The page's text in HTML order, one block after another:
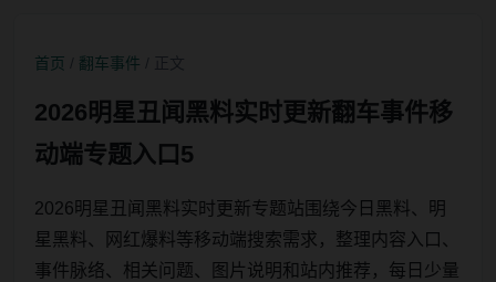
首页 翻车事件
2026明星丑闻黑料实时更新翻车事件移
动端专题入口5
2026明星丑闻黑料实时更新专题站围绕今日黑料、明
星黑料、网红爆料等移动端搜索需求，整理内容入口、
事件脉络、相关问题、图片说明和站内推荐，每日少量